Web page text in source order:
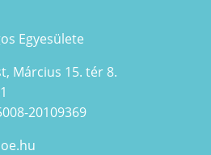
Egyesülete
Március 15. tér 8.
20109369